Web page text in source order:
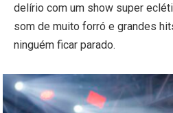
delírio com um show super
som de muito forró e grandes
ninguém ficar parado.